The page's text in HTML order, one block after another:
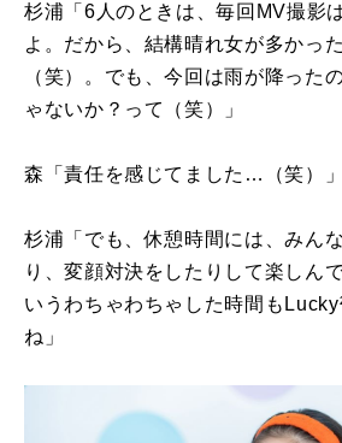
杉浦「 6 人のときは、毎回 MV撮影
よ。だから、結構晴れ女が多かっ
（笑）。でも、今回は雨が降ったの
ゃないか？って（笑）」
森「責任を感じてました…（笑）」
杉浦「でも、休憩時間には、みん
り、変顔対決をしたりして楽しん
いうわちゃわちゃした時間も Lucky
ね」